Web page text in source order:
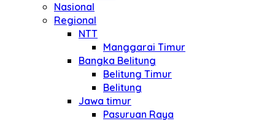
Nasional
Regional
NTT
Manggarai Timur
Bangka Belitung
Belitung Timur
Belitung
Jawa timur
Pasuruan Raya